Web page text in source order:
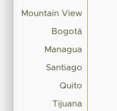
Mountain View
Bogotá
Managua
Santiago
Quito
Tijuana